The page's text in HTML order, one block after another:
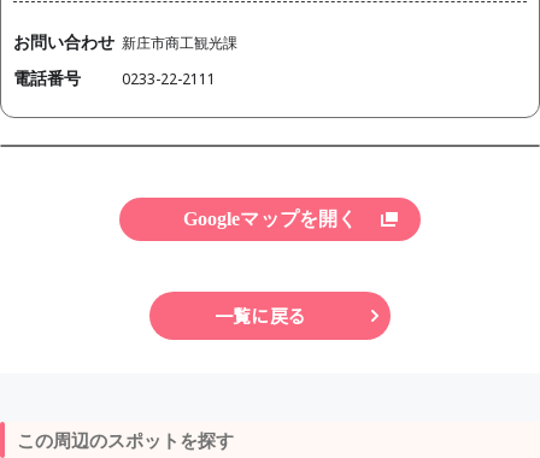
お問い合わせ 新庄市商工観光課
電話番号 0233-22-2111
Googleマップを開く
一覧に戻る
この周辺のスポットを探す